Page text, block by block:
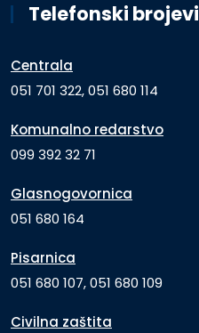
Telefonski brojevi
Centrala
051 701 322, 051 680 114
Komunalno redarstvo
099 392 32 71
Glasnogovornica
051 680 164
Pisarnica
051 680 107, 051 680 109
Civilna zaštita